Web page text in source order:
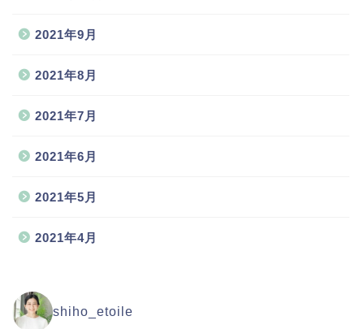
2021年9月
2021年8月
2021年7月
2021年6月
2021年5月
2021年4月
shiho_etoile